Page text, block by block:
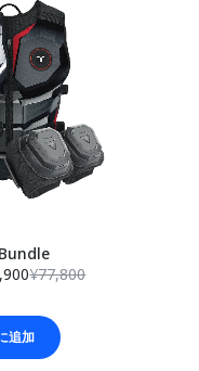
¥77,800
追加